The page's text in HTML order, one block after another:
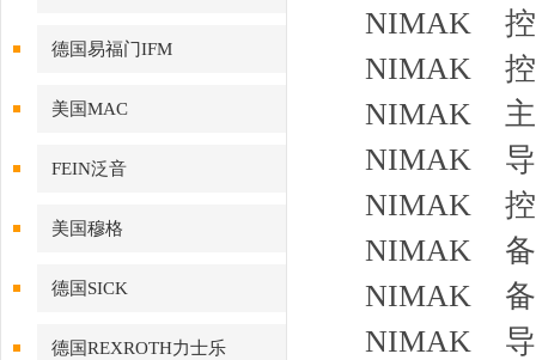
德国易福门IFM
美国MAC
FEIN泛音
美国穆格
德国SICK
德国REXROTH力士乐
NIMAK
NIMAK
NIMAK
NIMAK
NIMAK
NIMAK 备
NIMAK
NIMAK